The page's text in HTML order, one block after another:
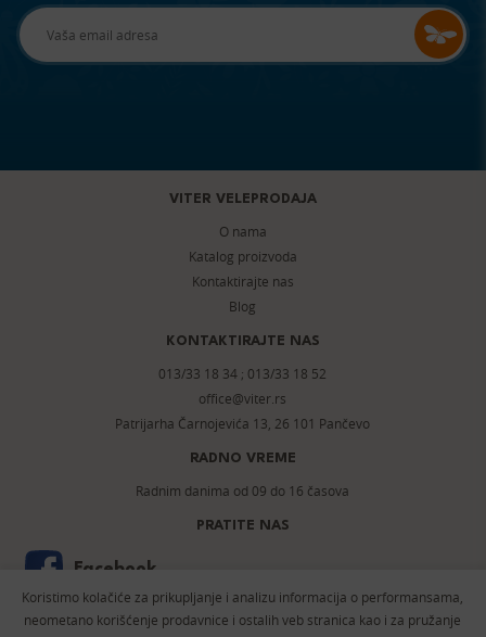
VITER VELEPRODAJA
O nama
Katalog proizvoda
Kontaktirajte nas
Blog
KONTAKTIRAJTE NAS
013/33 18 34 ; 013/33 18 52
office@viter.rs
Patrijarha Čarnojevića 13, 26 101 Pančevo
RADNO VREME
Radnim danima od 09 do 16 časova
PRATITE NAS
Facebook
Instagram
Koristimo kolačiće za prikupljanje i analizu informacija o performansama,
neometano korišćenje prodavnice i ostalih veb stranica kao i za pružanje